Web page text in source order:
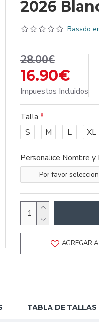
2026
Basado
16.90€
28.00€
Impuestos Incluidos
Talla
S
M L XL
Personalice Nombre y
AGREGAR
TABLA DE TALLAS